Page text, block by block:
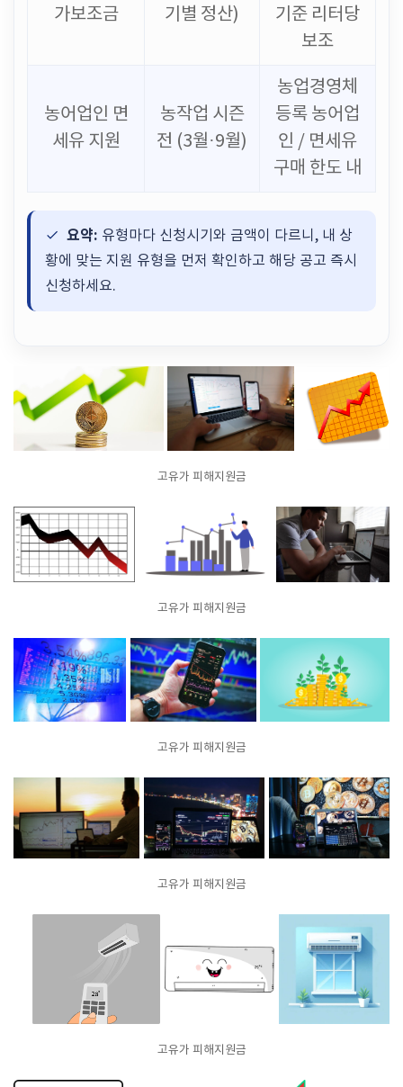
가보조금
기별 정산)
기준 리터당
보조
농어업인 면
세유 지원
농작업 시즌
전 (3월·9월)
농업경영체
등록 농어업
인 / 면세유
구매 한도 내
요약: 유형마다 신청시기와 금액이 다르니, 내 상
황에 맞는 지원 유형을 먼저 확인하고 해당 공고 즉시
신청하세요.
고유가 피해지원금
고유가 피해지원금
고유가 피해지원금
고유가 피해지원금
고유가 피해지원금